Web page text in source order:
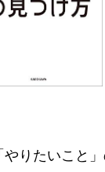
りたいこと